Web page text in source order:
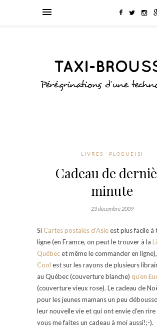
LIVRES PLOGUE(S)
Cadeau de
minute
23 décembre 2009
Si Cartes postales d’Asieest plus facile à
ligne (en Framce, on peut le trouver à la
Québecet même le commander en ligne),
Cool est sur les rayons de plusieurs
au Québec (couverture blanche) qu’en
(couverture vieux rose). Le cadeau de
pour les jeunes mamans un peu
leur nouvelle vie et qui ont envie d’en rire
vous me faites un cadeau à moi aussi!;-).